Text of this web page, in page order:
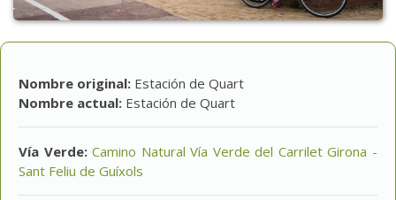
Nombre original: Estación de Quart
Nombre actual: Estación de Quart
Vía Verde:Camino Natural Vía Verde del Carrilet Girona -
Sant Feliu de Guíxols